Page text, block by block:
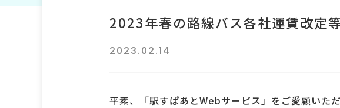
2023年春の路線バス各社運賃改定
2023.02.14
平素、「駅すぱあとWebサービス」をご愛顧いた